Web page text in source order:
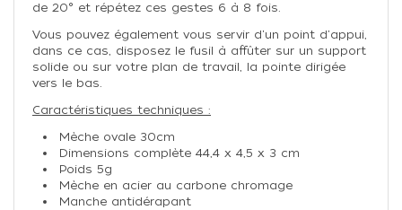
de 20° et répétez ces gestes 6 à 8 fois.
Vous pouvez également vous servir d'un point d'appui,
dans ce cas, disposez le fusil à affûter sur un support
solide ou sur votre plan de travail, la pointe dirigée
vers le bas.
Caractéristiques techniques :
Mèche ovale 30cm
Dimensions complète 44,4 x 4,5 x 3 cm
Poids 5g
Mèche en acier au carbone chromage
Manche antidérapant